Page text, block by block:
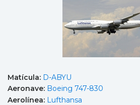
Matícula: D-ABYU
Aeronave: Boeing 747-830
Aerolínea: Lufthansa